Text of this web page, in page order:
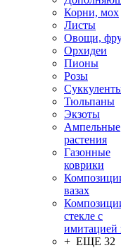
Корни, мох
Листы
Овощи,
Орхидеи
Пионы
Розы
Тюльпаны
Экзоты
Ампельные
растения
Газонные
коврики
вазах
стекле с
имитацией
+ ЕЩЕ 32